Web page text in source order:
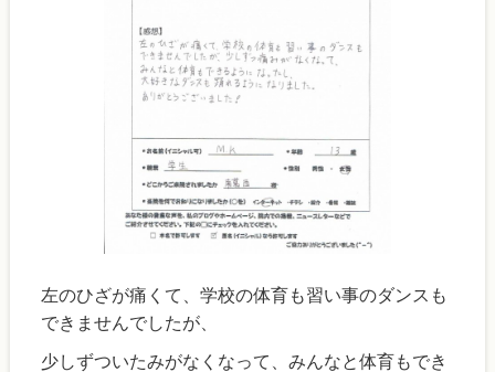
左のひざが痛くて、学校の体育も習い事のダンスも
できませんでしたが、
少しずついたみがなくなって、みんなと体育もでき